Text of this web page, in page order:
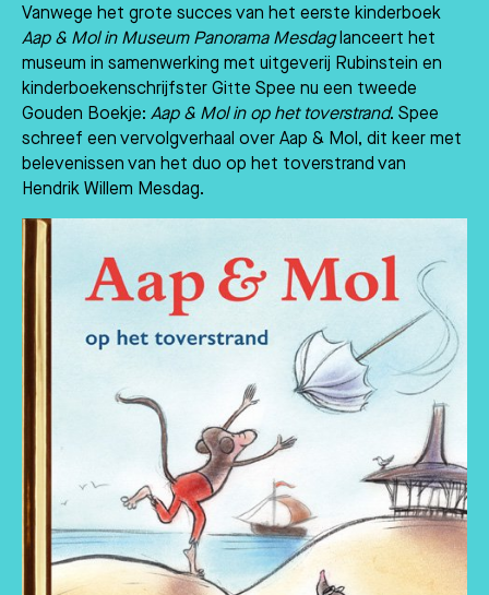
Vanwege het grote succes van het eerste kinderboek
Aap & Mol in Museum Panorama Mesdaglanceert het
museum in samenwerking met uitgeverij Rubinstein en
kinderboekenschrijfster Gitte Spee nu een tweede
Gouden Boekje: Aap & Mol in op het toverstrand. Spee
schreef een vervolgverhaal over Aap & Mol, dit keer met
belevenissen van het duo op het toverstrand van
Hendrik Willem Mesdag.